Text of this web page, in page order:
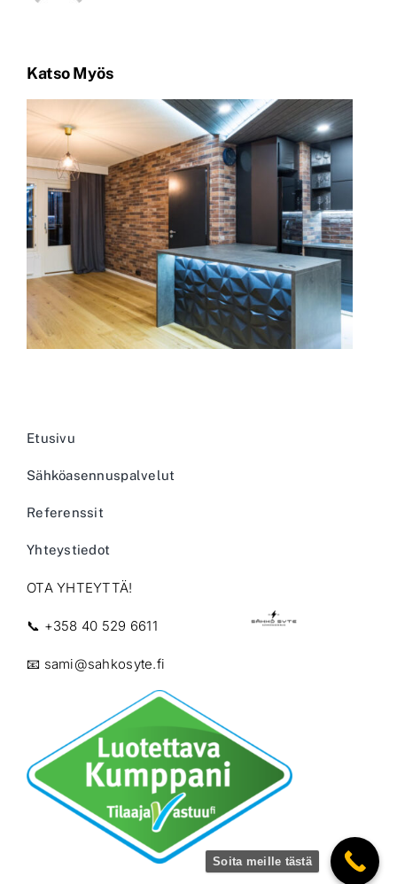
Katso Myös
Etusivu
Sähköasennuspalvelut
Referenssit
Yhteystiedot
OTA YHTEYTTÄ!
📞 +358 40 529 6611
📧 sami@sahkosyte.fi
Soita meille tästä